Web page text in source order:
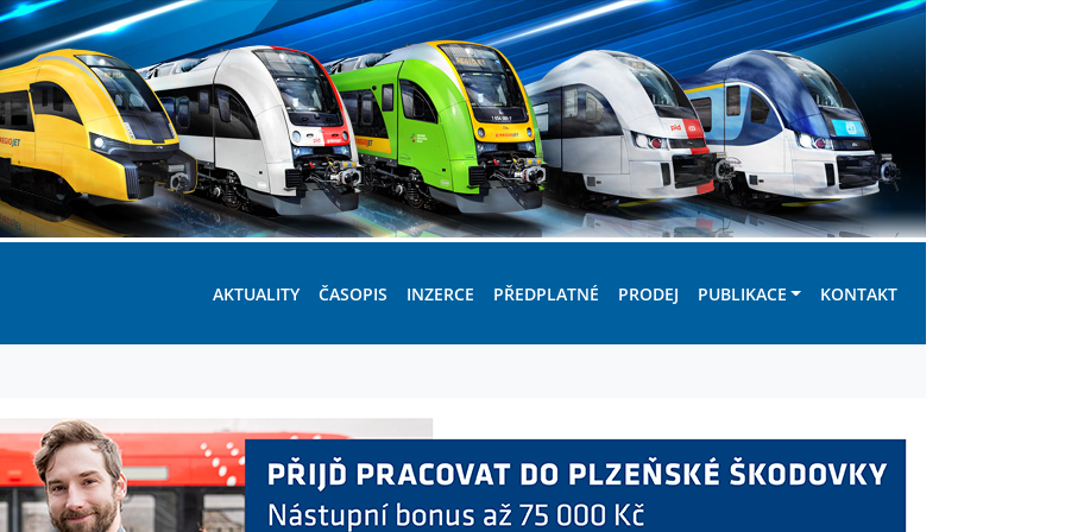
AKTUALITY ČASOPIS INZERCE PŘEDPLATNÉ PRODEJ PUBLIKACE KONTAKT